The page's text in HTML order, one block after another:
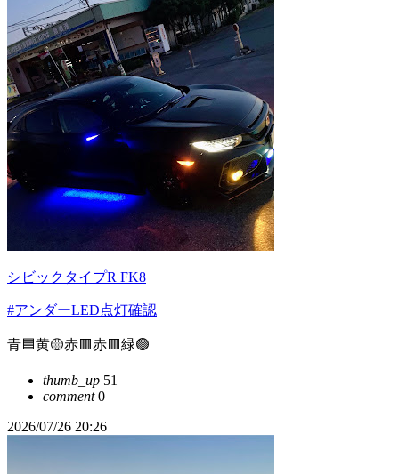
シビックタイプR FK8
#アンダーLED点灯確認
青🟦黄🟡赤🟥赤🟥緑🟢
thumb_up 51
comment0
2026/07/26 20:26